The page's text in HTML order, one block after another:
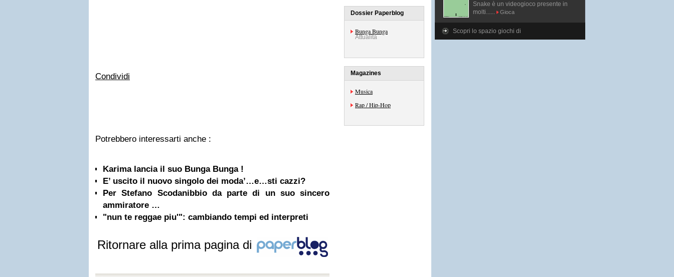
Condividi
Potrebbero interessarti anche :
Karima lancia il suo Bunga Bunga !
E’ uscito il nuovo singolo dei moda’…e…sti cazzi?
Per Stefano Scodanibbio da parte di un suo sincero
ammiratore …
"nun te reggae piu'": cambiando tempi ed interpreti
Ritornare alla prima pagina di
Dossier Paperblog
Bunga Bunga
Attualità
Magazines
Musica
Rap / Hip-Hop
Snake è un videogioco presente in
molti......
Gioca
Scopri lo spazio giochi di